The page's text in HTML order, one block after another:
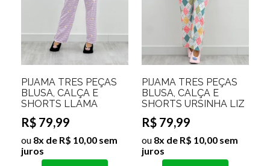
PIJAMA TRES PEÇAS
BLUSA, CALÇA E
SHORTS LLAMA
R$ 79,99
ou 8x de R$ 10,00 sem
juros
PIJAMA TRÊS PEÇAS
BLUSA, CALÇA E
SHORTS URSINHA LIZ
R$ 79,99
ou 8x de R$ 10,00 sem
juros